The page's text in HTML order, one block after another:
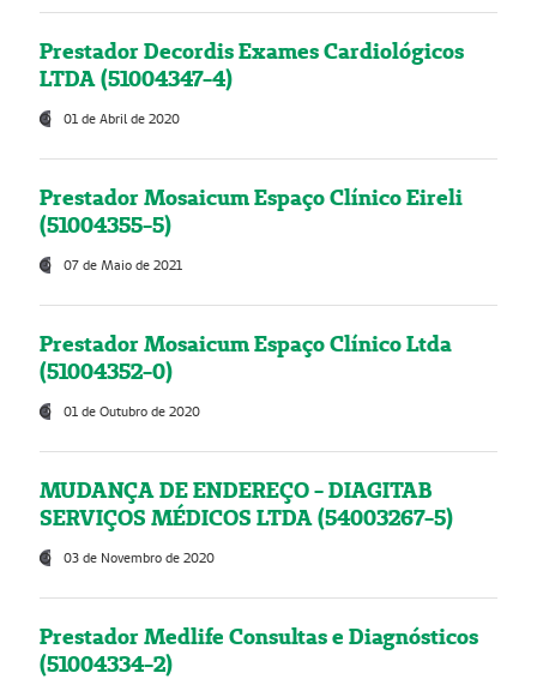
Prestador Decordis Exames Cardiológicos
LTDA (51004347-4)
01 de Abril de 2020
Prestador Mosaicum Espaço Clínico Eireli
(51004355-5)
07 de Maio de 2021
Prestador Mosaicum Espaço Clínico Ltda
(51004352-0)
01 de Outubro de 2020
MUDANÇA DE ENDEREÇO - DIAGITAB
SERVIÇOS MÉDICOS LTDA (54003267-5)
03 de Novembro de 2020
Prestador Medlife Consultas e Diagnósticos
(51004334-2)